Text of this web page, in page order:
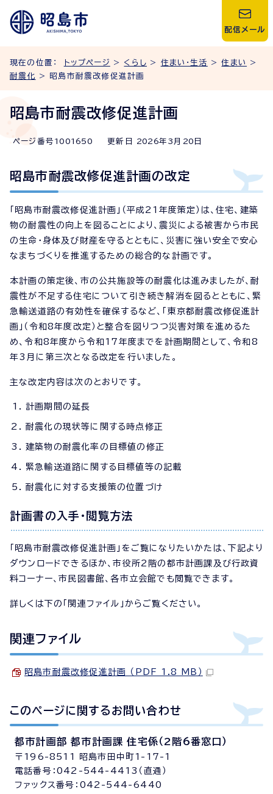
配信メール
現在の位置： トップページ > くらし > 住まい・生活 >住まい
>
耐震化
> 昭島市耐震改修促進計画
昭島市耐震改修促進計画
ページ番号 1001650 更新日 2026年3月 20 日
昭島市耐震改修促進計画の改定
「昭島市耐震改修促進計画」（平成21年度策定）は、住宅、建築
物の耐震性の向上を図ることにより、震災による被害から市民
の生命・身体及び財産を守るとともに、災害に強い安全で安心
なまちづくりを推進するための総合的な計画です。
本計画の策定後、市の公共施設等の耐震化は進みましたが、耐
震性が不足する住宅について引き続き解消を図るとともに、緊
急輸送道路の有効性を確保するなど、「東京都耐震改修促進計
画」（令和8年度改定）と整合を図りつつ災害対策を進めるた
め、令和8年度から令和17年度までを計画期間として、令和8
年3月に第三次となる改定を行いました。
主な改定内容は次のとおりです。
計画期間の延長
耐震化の現状等に関する時点修正
建築物の耐震化率の目標値の修正
緊急輸送道路に関する目標値等の記載
耐震化に対する支援策の位置づけ
計画書の入手・閲覧方法
「昭島市耐震改修促進計画」をご覧になりたいかたは、下記より
ダウンロードできるほか、市役所2階の都市計画課及び行政資
料コーナー、市民図書館、各市立会館でも閲覧できます。
詳しくは下の「関連ファイル」からご覧ください。
関連ファイル
昭島市耐震改修促進計画 （PDF 1.8 MB）
このページに関する お問い合わせ
都市計画部 都市計画課 住宅係（2階6番窓口）
〒196-8511 昭島市田中町1-17-1
電話番号：042-544-4413（直通）
ファックス番号：042-544-6440